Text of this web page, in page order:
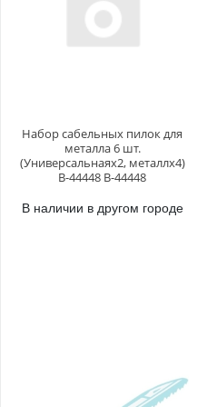
Набор сабельных пилок для
металла 6 шт.
(Универсальнаях2, металлх4)
B-44448 B-44448
В наличии в другом городе